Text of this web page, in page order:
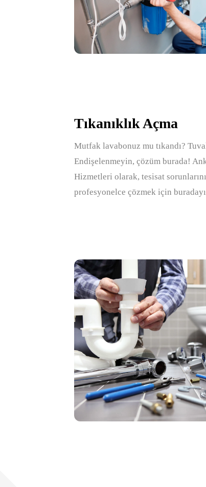
Tıkanıklık Açma
Mutfak lavabonuz mu tıkandı?
Endişelenmeyin, çözüm burada!
Hizmetleri olarak, tesisat
profesyonelce çözmek için